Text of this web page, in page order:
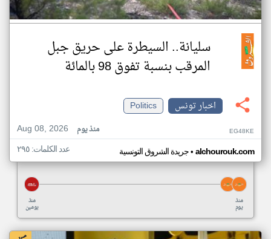
سليانة.. السيطرة على حريق جبل
المرقب بنسبة تفوق 98 بالمائة
اخبار تونس
Politics
Aug 08, 2026
منذ يوم EG48KE
جريدة الشروق التونسية• alchourouk.com عدد الكلمات: ٢٩٥
منذ
يومين
منذ
يوم